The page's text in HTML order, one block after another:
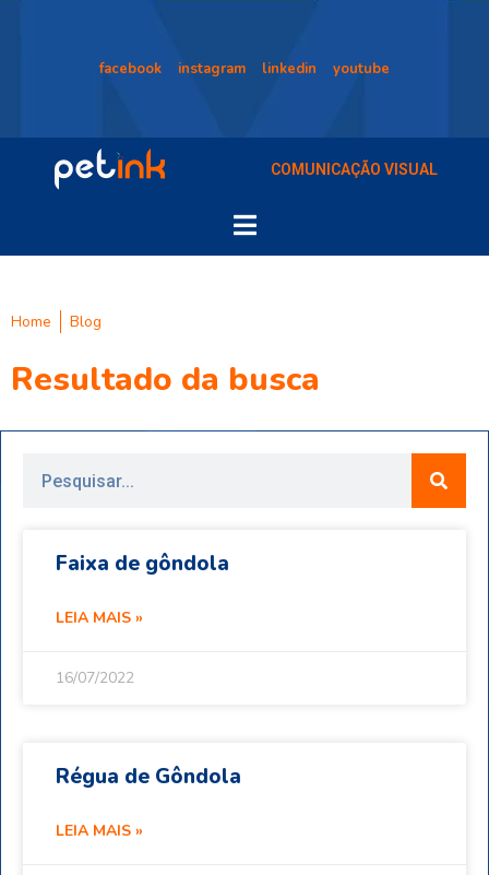
facebook instagram linkedin youtube
COMUNICAÇÃO VISUAL
Home Blog
Resultado da busca
Faixa de gôndola
LEIA MAIS »
16/07/2022
Régua de Gôndola
LEIA MAIS »